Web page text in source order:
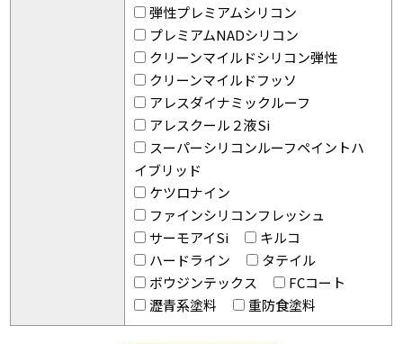
弾性プレミアムシリコン
プレミアムNADシリコン
クリーンマイルドシリコン弾性
クリーンマイルドフッソ
アレスダイナミックルーフ
アレスクール２液Si
スーパーシリコンルーフペイントハ
イブリッド
ケツロナイン
ファインシリコンフレッシュ
サーモアイSi
キルコ
ハードライン
タテイル
ボウジンテックス
FCコート
瀝青系塗料
重防食塗料